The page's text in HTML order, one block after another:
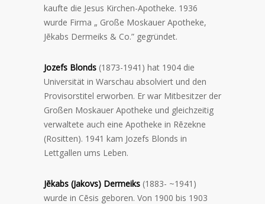
kaufte die Jesus Kirchen-Apotheke. 1936
wurde Firma „ Große Moskauer Apotheke,
Jēkabs Dermeiks & Co.” gegründet.
Jozefs Blonds (1873-1941) hat 1904 die
Universität in Warschau absolviert und den
Provisorstitel erworben. Er war Mitbesitzer der
Großen Moskauer Apotheke und gleichzeitig
verwaltete auch eine Apotheke in Rēzekne
(Rositten). 1941 kam Jozefs Blonds in
Lettgallen ums Leben.
Jēkabs (Jakovs) Dermeiks (1883- ~1941)
wurde in Cēsis geboren. Von 1900 bis 1903